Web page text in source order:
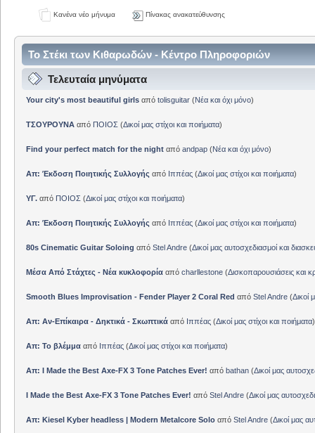
Κανένα νέο μήνυμα Πίνακας ανακατεύθυνσης
Το Στέκι των Κιθαρωδών - Κέντρο Πληροφοριών
Τελευταία μηνύματα
Your city's most beautiful girlsαπό tolisguitar(Νέα και όχι μόνο)
ΤΣΟΥΡΟΥΝΑαπό ΠΟΙΟΣ (Δικοί μας στίχοι και ποιήματα)
Find your perfect match for the nightαπό andpap(Νέα και όχι μόνο)
Απ: Έκδοση Ποιητικής Συλλογής από Ιππέας(Δικοί μας στίχοι και ποιήματα)
ΥΓ.από ΠΟΙΟΣ (Δικοί μας στίχοι και ποιήματα)
Απ: Έκδοση Ποιητικής Συλλογής από Ιππέας(Δικοί μας στίχοι και ποιήματα)
80s Cinematic Guitar Soloing από Stel Andre(Δικοί μας αυτοσχεδιασμοί και
Μέσα Από Στάχτες - Νέα κυκλοφορίααπό charllestone(Δισκοπαρουσιάσεις και
Smooth Blues Improvisation - Fender Player 2 Coral Red από Stel Andre(Δικοί
Απ: Αν-Επίκαιρα - Δηκτικά - Σκωπτικά από Ιππέας(Δικοί μας στίχοι και ποιήματα)
Απ: Το βλέμμα από Ιππέας(Δικοί μας στίχοι και ποιήματα)
Απ: I Made the Best Axe-FX 3 Tone Patches Ever! από bathan(Δικοί μας
I Made the Best Axe-FX 3 Tone Patches Ever! από Stel Andre(Δικοί μας
Απ: Kiesel Kyber headless | Modern Metalcore Solo από Stel Andre(Δικοί μας